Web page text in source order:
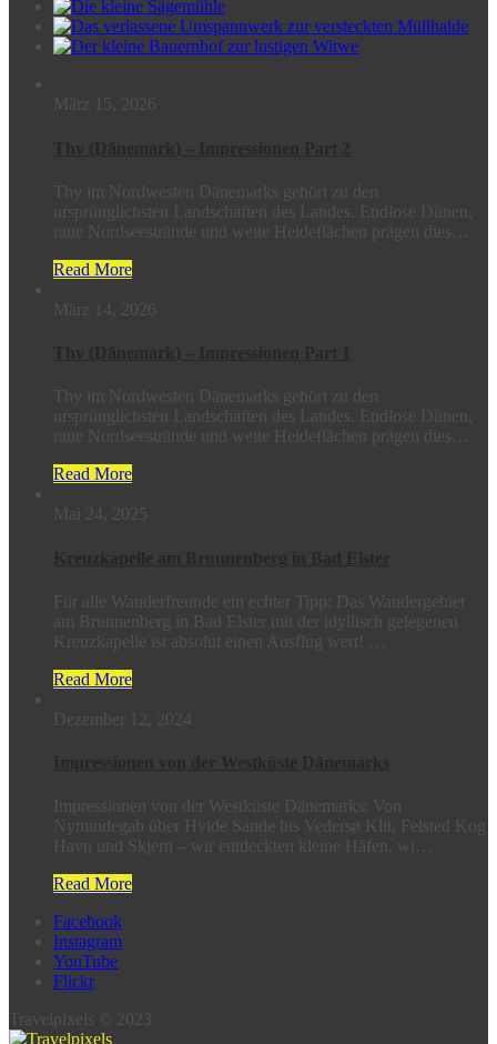
März 15, 2026
Thy im Nordwesten Dänemarks gehört zu den
ursprünglichsten Landschaften des Landes. Endlose Dünen,
raue Nordseestrände und weite Heideflächen prägen dies…
Read More
März 14, 2026
Thy im Nordwesten Dänemarks gehört zu den
ursprünglichsten Landschaften des Landes. Endlose Dünen,
raue Nordseestrände und weite Heideflächen prägen dies…
Read More
Mai 24, 2025
Für alle Wanderfreunde ein echter Tipp: Das Wandergebiet
am Brunnenberg in Bad Elster mit der idyllisch gelegenen
Kreuzkapelle ist absolut einen Ausflug wert! …
Read More
Dezember 12, 2024
Impressionen von der Westküste Dänemarks: Von
Nymindegab über Hvide Sande bis Vedersø Klit, Felsted Kog
Havn und Skjern – wir entdeckten kleine Häfen, wi…
Read More
Facebook
Instagram
YouTube
Flickr
Travelpixels © 2023